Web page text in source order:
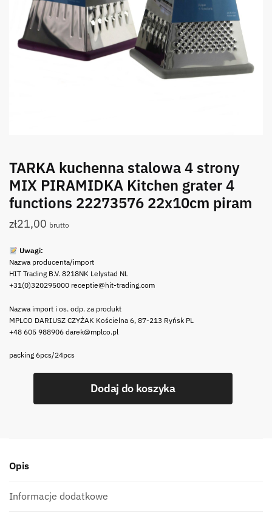
TARKA kuchenna stalowa 4 strony
MIX PIRAMIDKA Kitchen grater 4
functions 22273576 22x10cm piram
zł21,00 brutto
Uwagi:
Nazwa producenta/import
HIT Trading B.V. 8218NK Lelystad NL
+31(0)320295000 receptie@hit-trading.com
Nazwa import i os. odp. za produkt
MPLCO DARIUSZ CZYŻAK Kościelna 6, 87-213 Ryńsk PL
+48 605 988906 darek@mplco.pl
packing 6pcs/24pcs
kuchenna
MIX
Kitchen
Dodaj do koszyka
Opis
Informacje dodatkowe